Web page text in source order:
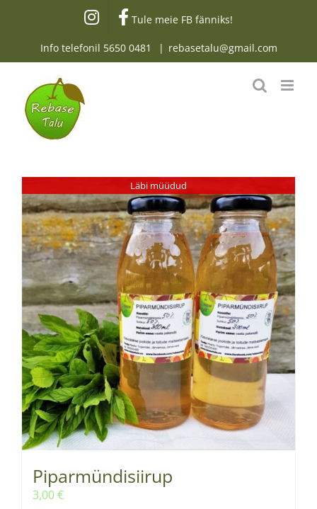
Tule meie FB fänniks!
Info telefonil 5650 0481 | rebasetalu@gmail.com
Läbi müüdud
Piparmündisiirup
3,00€